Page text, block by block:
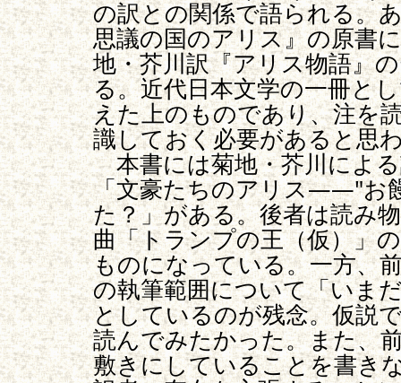
の訳との関係で語られる。
思議の国のアリス』の原書
地・芥川訳『アリス物語』
る。近代日本文学の一冊と
えた上のものであり、注を
識しておく必要があると思
本書には菊地・芥川によ
「文豪たちのアリス――"お
た？」がある。後者は読み
曲「トランプの王（仮）」
ものになっている。一方、
の執筆範囲について「いま
としているのが残念。仮説
読んでみたかった。また、
敷きにしていることを書き